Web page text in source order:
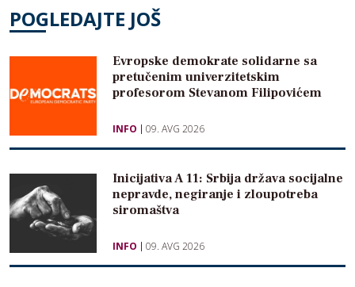
POGLEDAJTE JOŠ
Evropske demokrate solidarne sa
pretučenim univerzitetskim
profesorom Stevanom Filipovićem
INFO 09. AVG 2026
Inicijativa A 11: Srbija država socijalne
nepravde, negiranje i zloupotreba
siromaštva
INFO 09. AVG 2026